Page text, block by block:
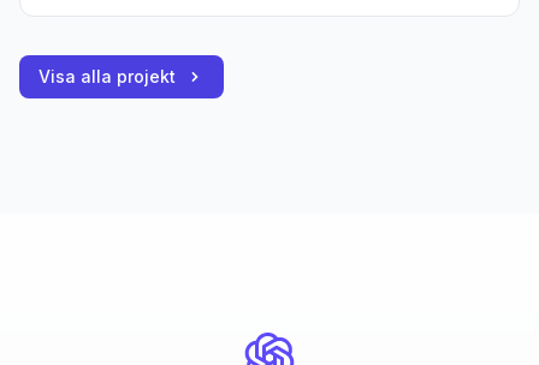
Visa alla projekt